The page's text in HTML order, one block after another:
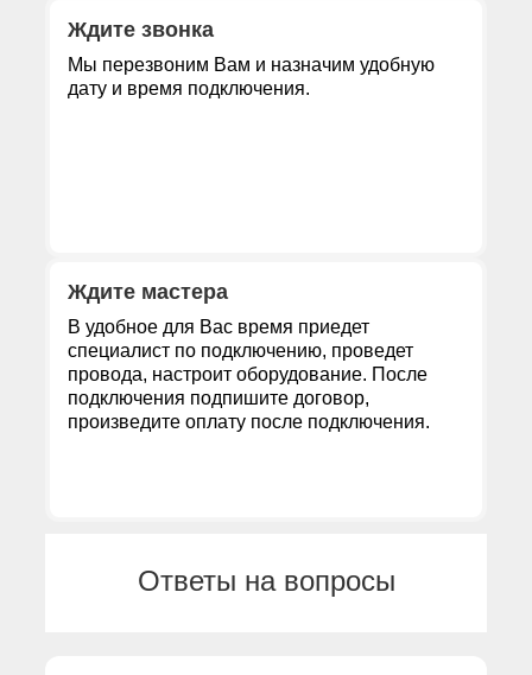
Ждите звонка
Мы перезвоним Вам и назначим удобную
дату и время подключения.
Ждите мастера
В удобное для Вас время приедет
специалист по подключению, проведет
провода, настроит оборудование. После
подключения подпишите договор,
произведите оплату после подключения.
Ответы на вопросы